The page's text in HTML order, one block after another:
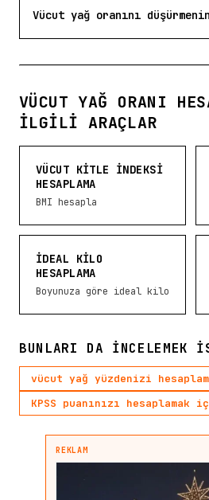
Vücut yağ oranını
VÜCUT YAĞ ORANI
İLGILI ARAÇLAR
VÜCUT KITLE İNDEKSI
HESAPLAMA
BMI hesapla
İDEAL KILO
HESAPLAMA
Boyunuza göre ideal kilo
BUNLARI DA INCELEMEK
vücut yağ yüzdenizi
KPSS puanınızı hesaplamak
REKLAM